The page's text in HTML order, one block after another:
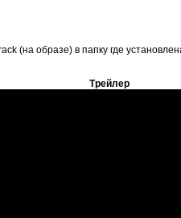
(на образе) в папку где
Трейлер